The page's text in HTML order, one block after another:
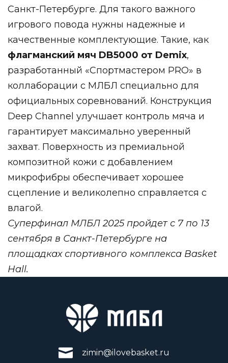
Санкт-Петербурге. Для такого важного
игрового повода нужны надежные и
качественные комплектующие. Такие, как
флагманский мяч DB5000 от Demix,
разработанный «Спортмастером PRO» в
коллаборации с МЛБЛ специально для
официальных соревнований. Конструкция
Deep Channel улучшает контроль мяча и
гарантирует максимально уверенный
захват. Поверхность из премиальной
композитной кожи с добавлением
микрофибры обеспечивает хорошее
сцепление и великолепно справляется с
влагой.
Суперфинал МЛБЛ 2025 пройдет с 7 по 13
сентября в Санкт-Петербурге на
площадках спортивного комплекса Basket
Hall.
zimin@ilovebasket.ru